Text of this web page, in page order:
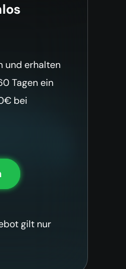
und erhalten
Tagen ein
bei
gilt nur